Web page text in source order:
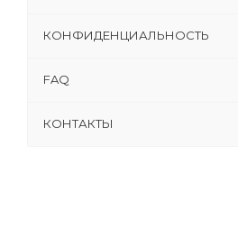
КОНФИДЕНЦИАЛЬНОСТЬ
FAQ
КОНТАКТЫ